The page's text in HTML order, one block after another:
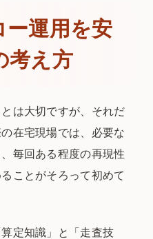
ー運用を安
考え方
は大切ですが、それだ
在宅現場では、必要な
毎回ある程度の再現性
ことがそろって初めて
定知識」と「走査技